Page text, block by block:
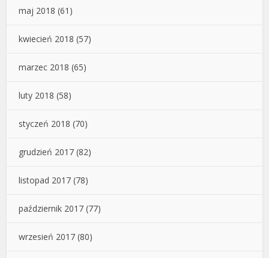
maj 2018 (61)
kwiecień 2018 (57)
marzec 2018 (65)
luty 2018 (58)
styczeń 2018 (70)
grudzień 2017 (82)
listopad 2017 (78)
październik 2017 (77)
wrzesień 2017 (80)